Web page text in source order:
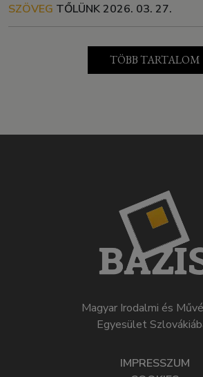
SZÖVEG TŐLÜNK2026. 03. 27.
TÖBB TARTALOM
Magyar Irodalmi és
Egyesület
IMPRESSZUM